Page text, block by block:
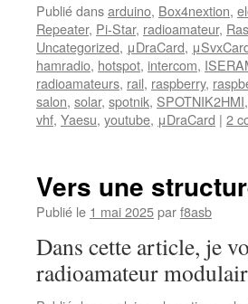
Publié dansarduino, Box4nextion,
Repeater, Pi-Star, radioamateur,
Uncategorized, μDraCard,
hamradio, hotspot, intercom,
radioamateurs, rail, raspberry,
salon, solar, spotnik, SPOTNIK2HMI,
vhf, Yaesu, youtube, μDraCard | 2
Vers une
Publié le 1 mai 2025parf8asb
Dans cette article, je
radioamateur